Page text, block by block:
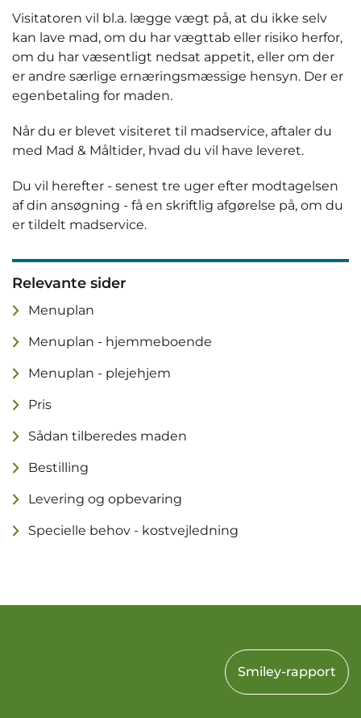
Visitatoren vil bl.a. lægge vægt på, at du ikke selv
kan lave mad, om du har vægttab eller risiko herfor,
om du har væsentligt nedsat appetit, eller om der
er andre særlige ernæringsmæssige hensyn. Der er
egenbetaling for maden.
Når du er blevet visiteret til madservice, aftaler du
med Mad & Måltider, hvad du vil have leveret.
Du vil herefter - senest tre uger efter modtagelsen
af din ansøgning - få en skriftlig afgørelse på, om du
er tildelt madservice.
Relevante sider
Menuplan
Menuplan - hjemmeboende
Menuplan - plejehjem
Pris
Sådan tilberedes maden
Bestilling
Levering og opbevaring
Specielle behov - kostvejledning
Smiley-rapport